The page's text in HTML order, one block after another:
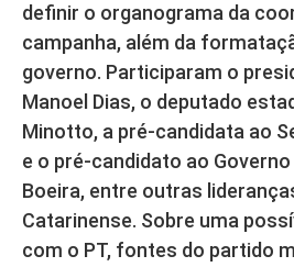
definir o organograma da
campanha, além da
governo. Participaram o
Manoel Dias, o deputado
Minotto, a pré-candidata ao
e o pré-candidato ao
Boeira, entre outras
Catarinense. Sobre uma
com o PT, fontes do partido